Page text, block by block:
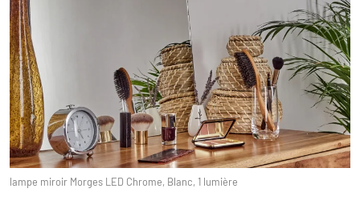
lampe miroir Morges LED Chrome, Blanc, 1 lumière